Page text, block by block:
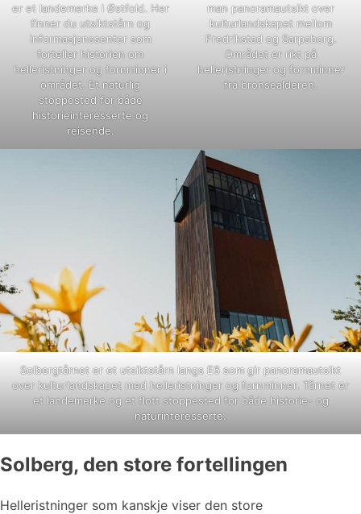
er et landemerke i Østfold. Her
finner du utsiktstårn og
informasjonssenter som
forteller historien om
helleristninger og fornminner i
området. Et naturlig
stoppested for både
historieinteresserte og
reisende.
man panoramautsikt over
kulturlandskapet mellom
Fredrikstad og Sarpsborg.
Området er rikt på
helleristninger og fornminner
fra bronsealderen.
Solbergtårnet er et utsiktstårn langs E6 som gir panoramautsikt
over kulturlandskapet med helleristninger og fornminner. Tårnet er
et landemerke og et flott stoppested for både historie- og
naturinteresserte.
Solberg, den store fortellingen
Helleristninger som kanskje viser den store